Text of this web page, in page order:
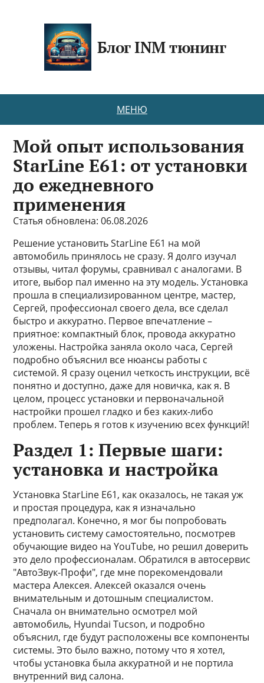
Блог INM тюнинг
МЕНЮ
Мой опыт использования
StarLine E61: от установки
до ежедневного
применения
Статья обновлена: 06.08.2026
Решение установить StarLine E61 на мой
автомобиль принялось не сразу. Я долго изучал
отзывы, читал форумы, сравнивал с аналогами. В
итоге, выбор пал именно на эту модель. Установка
прошла в специализированном центре, мастер,
Сергей, профессионал своего дела, все сделал
быстро и аккуратно. Первое впечатление –
приятное: компактный блок, провода аккуратно
уложены. Настройка заняла около часа, Сергей
подробно объяснил все нюансы работы с
системой. Я сразу оценил четкость инструкции, всё
понятно и доступно, даже для новичка, как я. В
целом, процесс установки и первоначальной
настройки прошел гладко и без каких-либо
проблем. Теперь я готов к изучению всех функций!
Раздел 1: Первые шаги:
установка и настройка
Установка StarLine E61, как оказалось, не такая уж
и простая процедура, как я изначально
предполагал. Конечно, я мог бы попробовать
установить систему самостоятельно, посмотрев
обучающие видео на YouTube, но решил доверить
это дело профессионалам. Обратился в автосервис
"АвтоЗвук-Профи", где мне порекомендовали
мастера Алексея. Алексей оказался очень
внимательным и дотошным специалистом.
Сначала он внимательно осмотрел мой
автомобиль, Hyundai Tucson, и подробно
объяснил, где будут расположены все компоненты
системы. Это было важно, потому что я хотел,
чтобы установка была аккуратной и не портила
внутренний вид салона.